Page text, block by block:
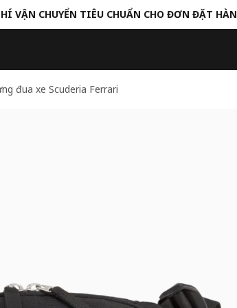
VẬN CHUYỂN TIÊU CHUẨN CHO ĐƠN ĐẶT
đua xe Scuderia Ferrari